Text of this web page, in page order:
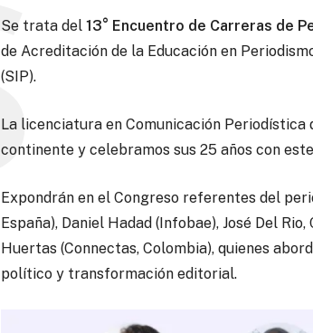
Se trata del 13° Encuentro de Carreras de
de Acreditación de la Educación en
(SIP).
La licenciatura en Comunicación
continente y celebramos sus 25 años con
Expondrán en el Congreso referentes del
España), Daniel Hadad (Infobae), José Del
Huertas (Connectas, Colombia), quienes
político y transformación editorial.